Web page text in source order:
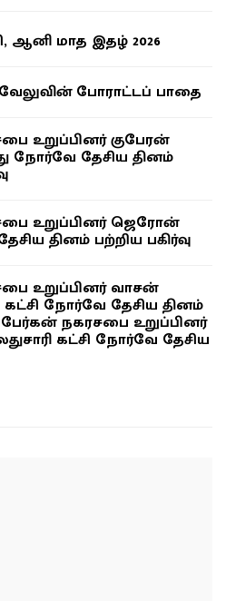
ஆனி மாத இதழ் 2026
போராட்டப் பாதை
உறுப்பினர் குபேரன்
நோர்வே தேசிய தினம்
உறுப்பினர் ஜெரோன்
தினம் பற்றிய பகிர்வு
உறுப்பினர் வாசன்
கட்சி நோர்வே தேசிய தினம்
நகரசபை உறுப்பினர்
கட்சி நோர்வே தேசிய